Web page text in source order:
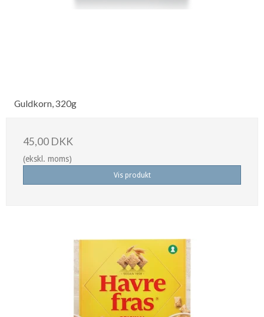
Guldkorn, 320g
45,00 DKK
(ekskl. moms)
Vis produkt